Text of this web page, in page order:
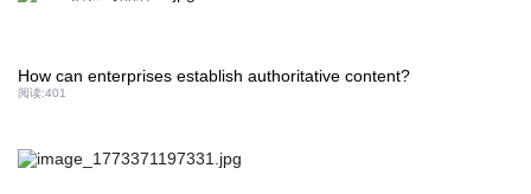
How can enterprises establish authoritative content?
阅读:401